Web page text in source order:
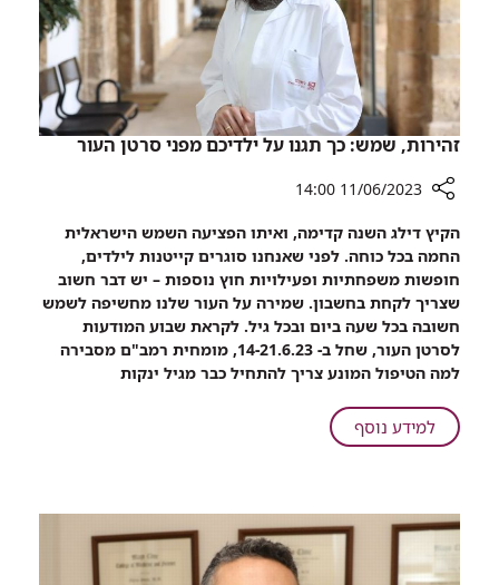
לגידולי
מוח
ברמב"ם
זהירות, שמש: כך תגנו על ילדיכם מפני סרטן העור
שיתוף
זהירות,
שמש:
תגנו
ילדיכם
מפני
סרטן
11/06/2023 14:00
הקיץ דילג השנה קדימה, ואיתו הפציעה השמש הישראלית
החמה בכל כוחה. לפני שאנחנו סוגרים קייטנות לילדים,
חופשות משפחתיות ופעילויות חוץ נוספות – יש דבר חשוב
שצריך לקחת בחשבון. שמירה על העור שלנו מחשיפה לשמש
חשובה בכל שעה ביום ובכל גיל. לקראת שבוע המודעות
לסרטן העור, שחל ב- 14-21.6.23, מומחית רמב"ם מסבירה
למה הטיפול המונע צריך להתחיל כבר מגיל ינקות
למידע נוסףעל
זהירות,
תגנו
על
ילדיכם